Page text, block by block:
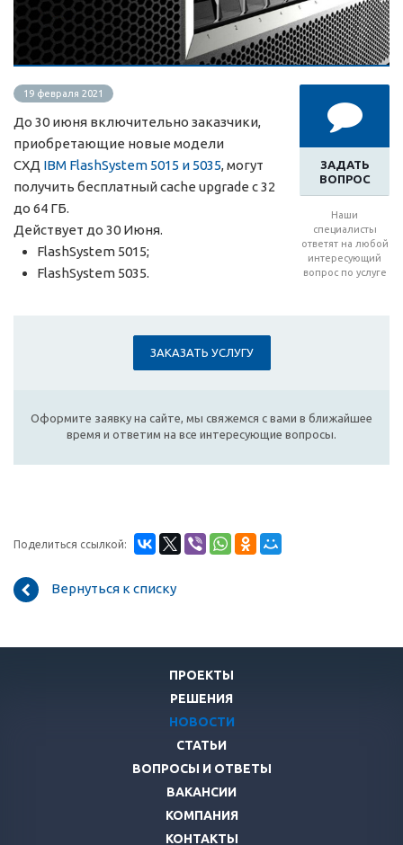
ЗАДАТЬ
ВОПРОС
Наши
специалисты
ответят на любой
интересующий
вопрос по услуге
19 февраля 2021
До 30 июня включительно заказчики,
приобретающие новые модели
СХД IBM FlashSystem 5015 и 5035, могут
получить бесплатный cache upgrade c 32
до 64 ГБ.
Действует до 30 Июня.
FlashSystem 5015;
FlashSystem 5035.
ЗАКАЗАТЬ УСЛУГУ
Оформите заявку на сайте, мы свяжемся с вами в ближайшее
время и ответим на все интересующие вопросы.
Поделиться ссылкой:
Вернуться к списку
ПРОЕКТЫ
РЕШЕНИЯ
НОВОСТИ
СТАТЬИ
ВОПРОСЫ И ОТВЕТЫ
ВАКАНСИИ
КОМПАНИЯ
КОНТАКТЫ